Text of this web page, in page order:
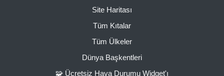
Site Haritası
Tüm Kıtalar
Tüm Ülkeler
Dünya Başkentleri
🧩 Ücretsiz Hava Durumu Widget'ı